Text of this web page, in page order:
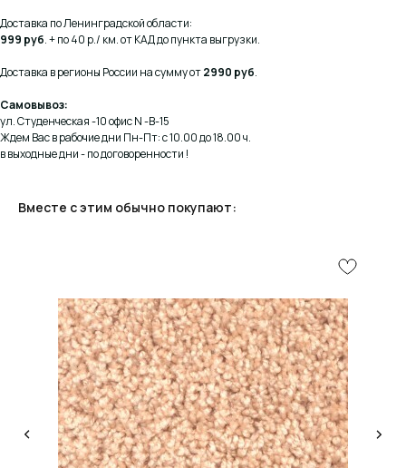
Доставка по Ленинградской области:
999 руб. + по 40 р./ км. от КАД до пункта выгрузки.
Доставка в регионы России на сумму от2990 руб.
Самовывоз:
ул. Студенческая -10 офис N -В-15
Ждем Вас в рабочие дни Пн-Пт: с 10.00 до 18.00 ч.
в выходные дни - по договоренности !
Вместе с этим обычно покупают:
ДИЗАЙН
КОНСУЛЬТАЦИЯ
Мы ответим на все вопросы, поможем с планировкой,
бюджетом и организацией вашего проекта